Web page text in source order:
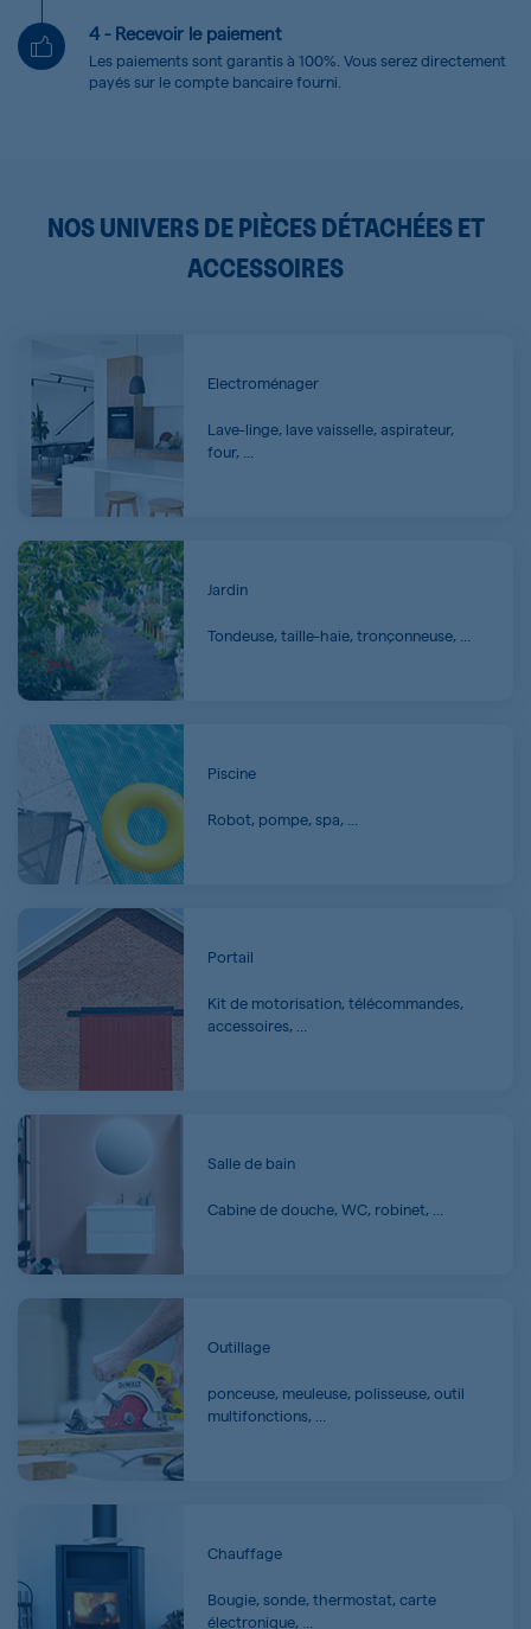
4 - Recevoir le paiement
Les paiements sont garantis à 100%. Vous serez directement
payés sur le compte bancaire fourni.
NOS UNIVERS DE PIÈCES DÉTACHÉES ET
ACCESSOIRES
Electroménager
Lave-linge, lave vaisselle, aspirateur,
four, …
Jardin
Tondeuse, taille-haie, tronçonneuse, …
Piscine
Robot, pompe, spa, …
Portail
Kit de motorisation, télécommandes,
accessoires, …
Salle de bain
Cabine de douche, WC, robinet, …
Outillage
ponceuse, meuleuse, polisseuse, outil
multifonctions, …
Chauffage
Bougie, sonde, thermostat, carte
électronique, …